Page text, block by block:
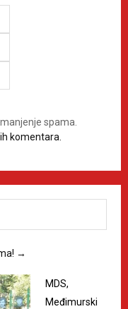
spama.
komentara.
→
MDS,
Međimurski